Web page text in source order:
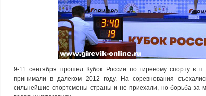
9-11 сентября прошел Кубок России по гиревому спорту в
принимали в далеком 2012 году. На соревнования
сильнейшие спортсмены страны и не приехали, но борьба за